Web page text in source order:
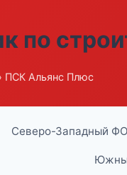
по
ПСК Альянс Плюс
Северо-Западный ФО